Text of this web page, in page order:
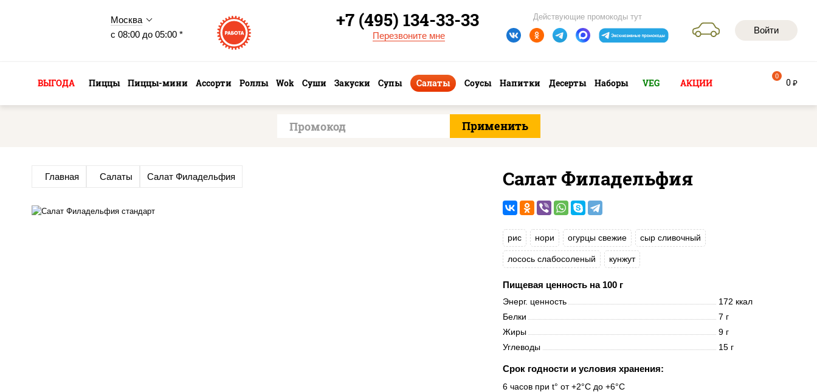
Москва
с 08:00 до 05:00 *
Войти
Действующие промокоды тут
+7 (495) 134-33-33
Перезвоните мне
ВЫГОДА Пиццы Пиццы-мини Ассорти Роллы Wok Суши Закуски Супы Салаты Соусы Напитки Десерты Наборы VEG АКЦИИ 0 руб
0
Главная Салаты Салат Филадельфия Салат Филадельфия
рис нори огурцы свежие сыр сливочный
лосось слабосоленый кунжут
Пищевая ценность на 100 г
Энерг. ценность
172 ккал
Белки
7 г
Жиры
9 г
Углеводы
15 г
Срок годности и условия хранения:
6 часов при t° от +2°C до +6°C